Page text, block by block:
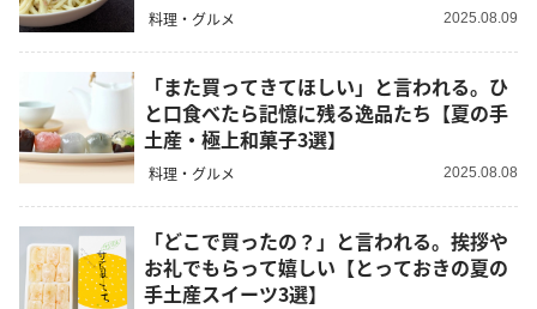
料理・グルメ 2025.08.09
「また買ってきてほしい」と言われる。ひ
と口食べたら記憶に残る逸品たち【夏の手
土産・極上和菓子3選】
料理・グルメ 2025.08.08
「どこで買ったの？」と言われる。挨拶や
お礼でもらって嬉しい【とっておきの夏の
手土産スイーツ3選】